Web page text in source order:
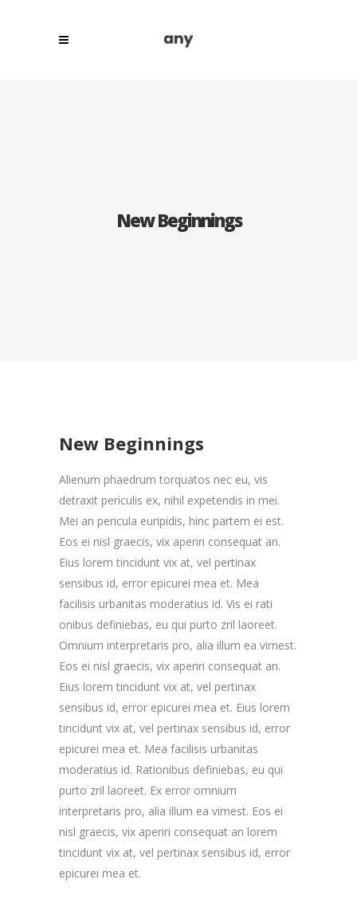
New Beginnings
New Beginnings
Alienum phaedrum torquatos nec eu, vis
detraxit periculis ex, nihil expetendis in mei.
Mei an pericula euripidis, hinc partem ei est.
Eos ei nisl graecis, vix aperiri consequat an.
Eius lorem tincidunt vix at, vel pertinax
sensibus id, error epicurei mea et. Mea
facilisis urbanitas moderatius id. Vis ei rati
onibus definiebas, eu qui purto zril laoreet.
Omnium interpretaris pro, alia illum ea vimest.
Eos ei nisl graecis, vix aperiri consequat an.
Eius lorem tincidunt vix at, vel pertinax
sensibus id, error epicurei mea et. Eius lorem
tincidunt vix at, vel pertinax sensibus id, error
epicurei mea et. Mea facilisis urbanitas
moderatius id. Rationibus definiebas, eu qui
purto zril laoreet. Ex error omnium
interpretaris pro, alia illum ea vimest. Eos ei
nisl graecis, vix aperiri consequat an lorem
tincidunt vix at, vel pertinax sensibus id, error
epicurei mea et.